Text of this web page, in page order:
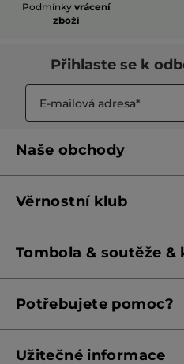
Podmínky vrácení
zboží
Přihlaste se k
Naše obchody
Franšízing
Věrnostní klub
Pravidla věrnostního klubu
Tombola & soutěže &
Podmínky aktuálních
Potřebujete pomoc?
Užitečné informace